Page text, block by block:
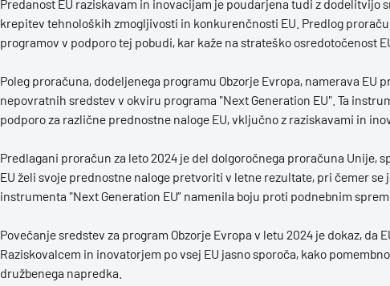
Predanost EU raziskavam in inovacijam je poudarjena tudi z dodelitvijo
krepitev tehnoloških zmogljivosti in konkurenčnosti EU. Predlog
programov v podporo tej pobudi, kar kaže na strateško osredotočenost
Poleg proračuna, dodeljenega programu Obzorje Evropa, namerava EU
nepovratnih sredstev v okviru programa "Next Generation EU". Ta
podporo za različne prednostne naloge EU, vključno z raziskavami in
Predlagani proračun za leto 2024 je del dolgoročnega proračuna Unije,
EU želi svoje prednostne naloge pretvoriti v letne rezultate, pri čemer se
instrumenta "Next Generation EU” namenila boju proti podnebnim
Povečanje sredstev za program Obzorje Evropa v letu 2024 je dokaz, da
Raziskovalcem in inovatorjem po vsej EU jasno sporoča, kako
družbenega napredka.